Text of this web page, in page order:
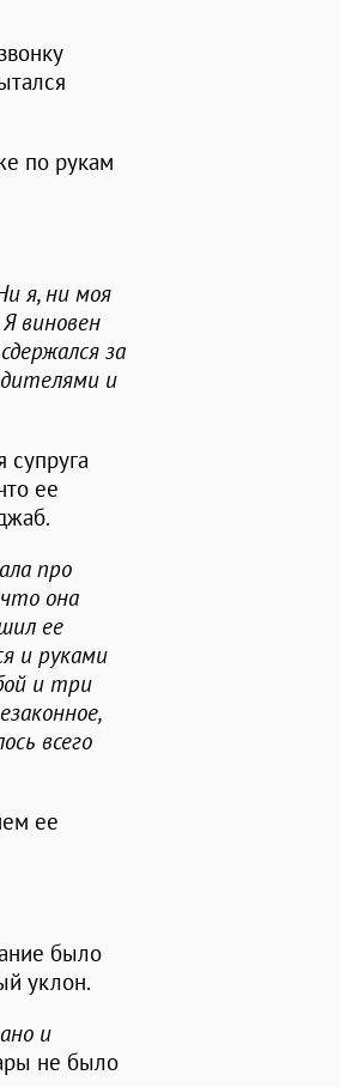
по рукам
я, ни моя
виновен
за
и
супруга
ее
про
она
ее
и руками
и три
всего
ее
было
уклон.
и
не было